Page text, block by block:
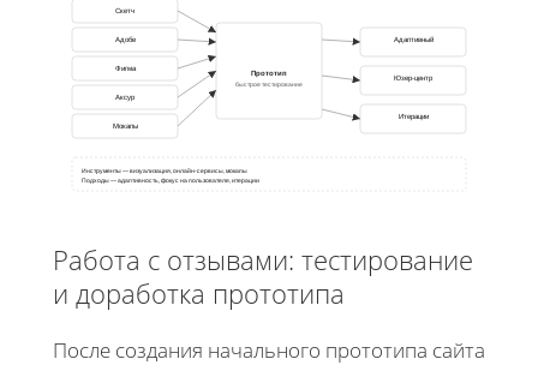
Скетч
Адобе
Фигма
Аксур
Мокапы
Прототип
быстрое тестирование
Адаптивный
Юзер-центр
Итерации
Инструменты — визуализация, онлайн-сервисы, мокапы
Подходы — адаптивность, фокус на пользователе, итерации
Работа с отзывами: тестирование
и доработка прототипа
После создания начального прототипа сайта